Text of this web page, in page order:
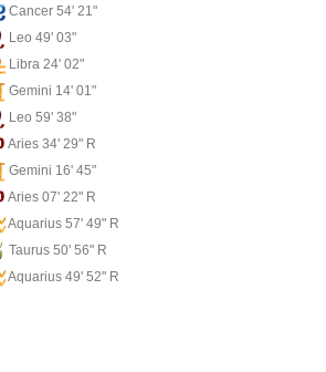
Cancer 54' 21"
Leo 49' 03"
Libra 24' 02"
Gemini 14' 01"
Leo 59' 38"
Aries 34' 29" R
Gemini 16' 45"
Aries 07' 22" R
Aquarius 57' 49" R
Taurus 50' 56" R
Aquarius 49' 52" R